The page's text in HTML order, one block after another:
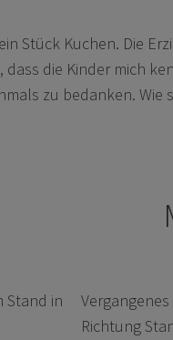
Stück Kuchen. Die
dass die Kinder mich
zu bedanken. Wie
Stand in
Richtung